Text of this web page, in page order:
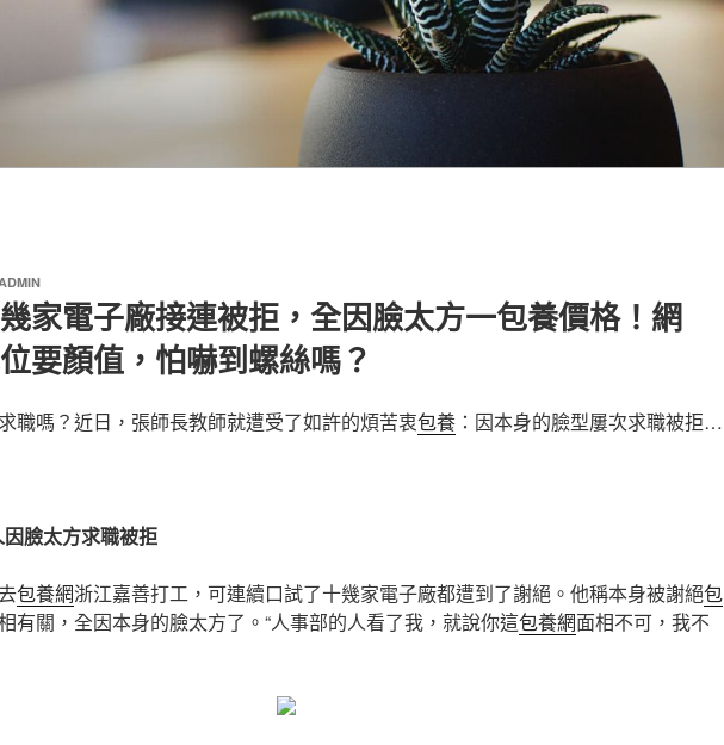
家電子廠接連被拒，全因臉太方一包養價格！網
要顏值，怕嚇到螺絲嗎？
職嗎？近日，張師長教師就遭受了如許的煩苦衷包養 ：因本身的臉型屢次求職被拒…
因臉太方求職被拒
包養網浙江嘉善打工，可連續口試了十幾家電子廠都遭到了謝絕。他稱本身被謝絕包
有關，全因本身的臉太方了。“人事部的人看了我，就說你這包養網面相不可，我不